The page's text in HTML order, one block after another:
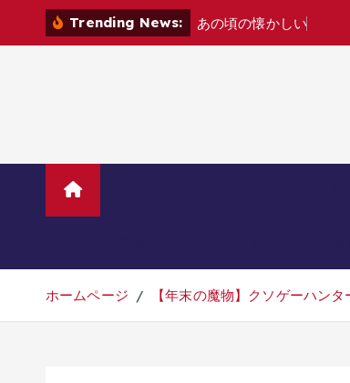
Trending News: あの頃の懐かしい
ホームページ 【年末の魔物】クソゲーハン